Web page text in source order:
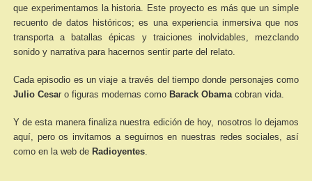
que experimentamos la historia. Este proyecto es más que un simple
recuento de datos históricos; es una experiencia inmersiva que nos
transporta a batallas épicas y traiciones inolvidables, mezclando
sonido y narrativa para hacernos sentir parte del relato.
Cada episodio es un viaje a través del tiempo donde personajes como
Julio Cesar o figuras modernas como Barack Obamacobran vida.
Y de esta manera finaliza nuestra edición de hoy, nosotros lo dejamos
aquí, pero os invitamos a seguirnos en nuestras redes sociales, así
como en la web de Radioyentes.